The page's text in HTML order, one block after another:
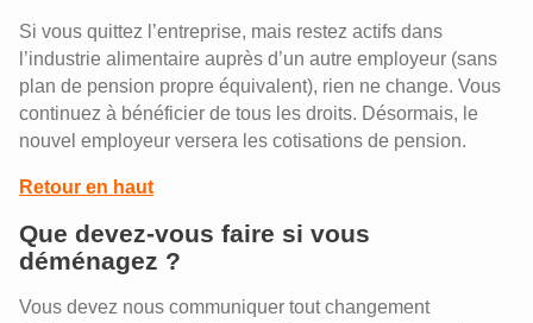
Si vous quittez l’entreprise, mais restez actifs dans
l’industrie alimentaire auprès d’un autre employeur (sans
plan de pension propre équivalent), rien ne change. Vous
continuez à bénéficier de tous les droits. Désormais, le
nouvel employeur versera les cotisations de pension.
Retour en haut
Que devez-vous faire si vous
déménagez ?
Vous devez nous communiquer tout changement